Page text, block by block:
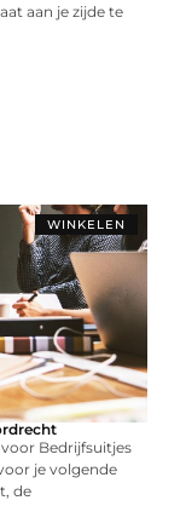
aan je zijde te
WINKELEN
Bedrijfsuitjes
je volgende
de